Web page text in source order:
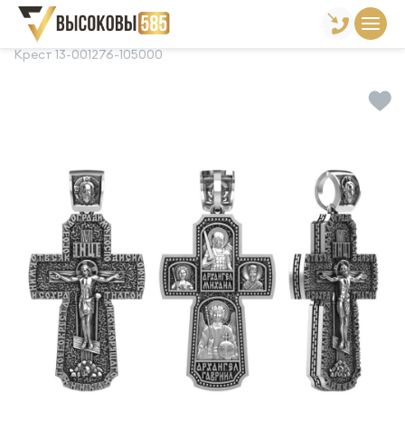
Главная Склад готовой продукции
Крест 13-001276-105000